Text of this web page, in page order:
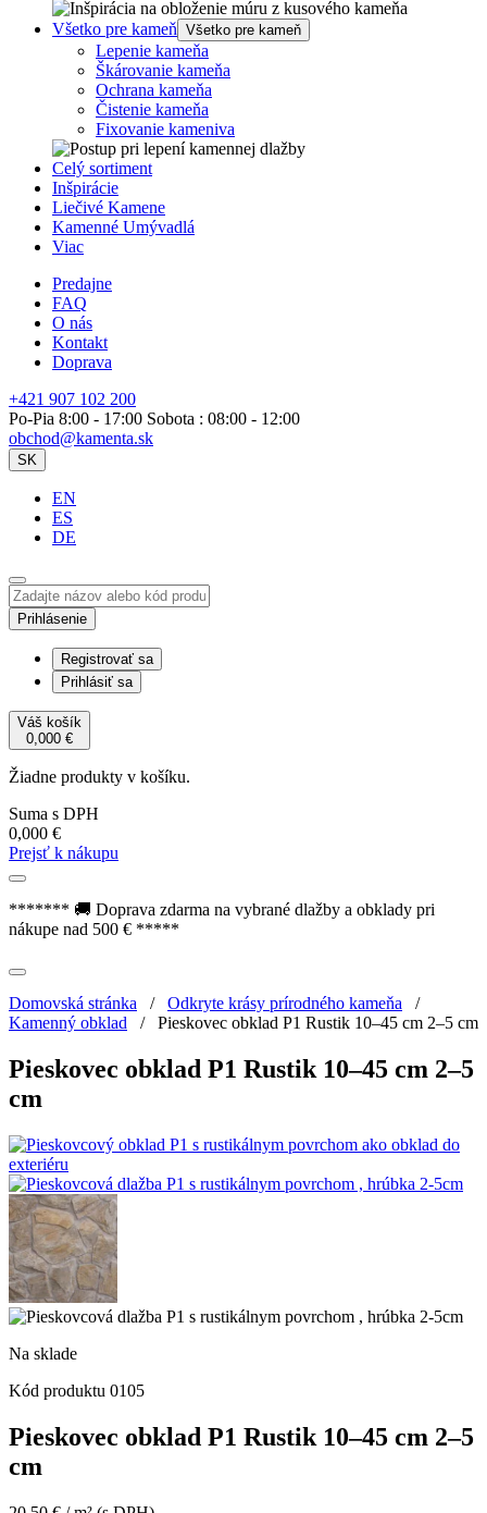
Všetko pre kameň Všetko pre kameň
Lepenie kameňa
Škárovanie kameňa
Ochrana kameňa
Čistenie kameňa
Fixovanie kameniva
Celý sortiment
Inšpirácie
Liečivé Kamene
Kamenné Umývadlá
Viac
Predajne
FAQ
O nás
Kontakt
Doprava
+421 907 102 200
Po-Pia 8:00 - 17:00 Sobota : 08:00 - 12:00
obchod@kamenta.sk
SK
EN
ES
DE
Prihlásenie
Registrovať sa
Prihlásiť sa
Váš košík
0,000 €
Žiadne produkty v košíku.
Suma s DPH
0,000 €
Prejsť k nákupu
******* 🚚 Doprava zdarma na vybrané dlažby a obklady pri
nákupe nad 500 € *****
Domovská stránka / Odkryte krásy prírodného kameňa /
Kamenný obklad / Pieskovec obklad P1 Rustik 10–45 cm 2–5 cm
Pieskovec obklad P1 Rustik 10–45 cm 2–5
cm
Na sklade
Kód produktu 0105
Pieskovec obklad P1 Rustik 10–45 cm 2–5
cm